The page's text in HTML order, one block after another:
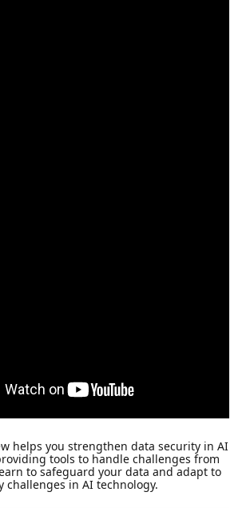
helps you strengthen data security in AI
tools to handle challenges from
to safeguard your data and adapt to
challenges in AI technology.